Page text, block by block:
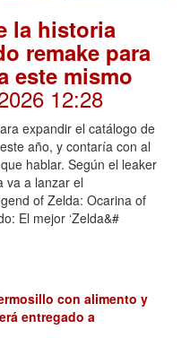
la historia
remake para
este mismo
12:28
expandir el catálogo de
año, y contaría con al
hablar. Según el leaker
va a lanzar el
of Zelda: Ocarina of
El mejor ‘Zelda&#
con alimento y
entregado a